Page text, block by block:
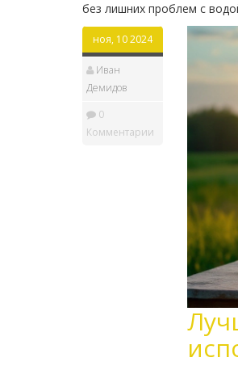
без лишних проблем с
ноя, 10 2024
Иван
Демидов
0
Комментарии